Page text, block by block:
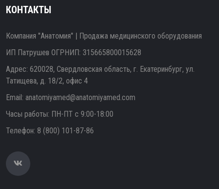
КОНТАКТЫ
Компания "Анатомия" | Продажа медицинского оборудования
ИП Патрушев ОГРНИП: 315665800015628
Адрес: 620028, Свердловская область, г. Екатеринбург, ул.
Татищева, д. 18/2, офис 4
Email: anatomiyamed@anatomiyamed.com
Часы работы: ПН-ПТ с 9:00-18:00
Телефон: 8 (800) 101-87-86